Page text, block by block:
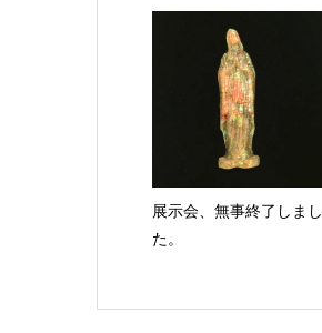
展示会、無事終了しまし
た。